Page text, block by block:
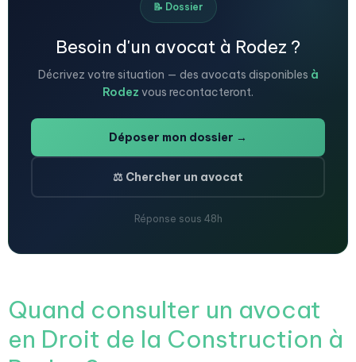
📝 Dossier
Besoin d'un avocat à Rodez ?
Décrivez votre situation — des avocats disponibles à
Rodez vous recontacteront.
Déposer mon dossier →
⚖️ Chercher un avocat
Réponse sous 48h
Quand consulter un avocat
en Droit de la Construction à